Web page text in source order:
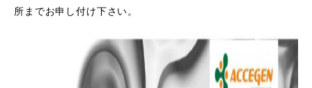
所までお申し付け下さい。